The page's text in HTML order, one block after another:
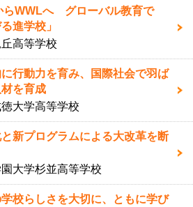
らWWLへ グローバル教育で
る進学校」
高等学校
行動力を育み、国際社会で羽ば
を育成
大学高等学校
新プログラムによる大改革を断
大学杉並高等学校
校らしさを大切に、ともに学び